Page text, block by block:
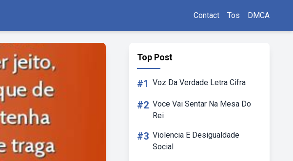
Contact Tos DMCA
Top Post
#1 Voz Da Verdade Letra Cifra
#2 Voce Vai Sentar Na Mesa Do
Rei
#3 Violencia E Desigualdade
Social